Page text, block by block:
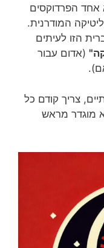
אחד הפרדוקסים
המודרנית.
הזו לעיתים
(אדום עבור
צריך קודם כל
מוגדר מראש